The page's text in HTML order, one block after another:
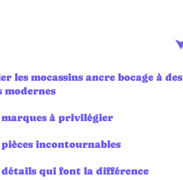
les mocassins ancre bocage à des
modernes
marques à privilégier
pièces incontournables
détails qui font la différence